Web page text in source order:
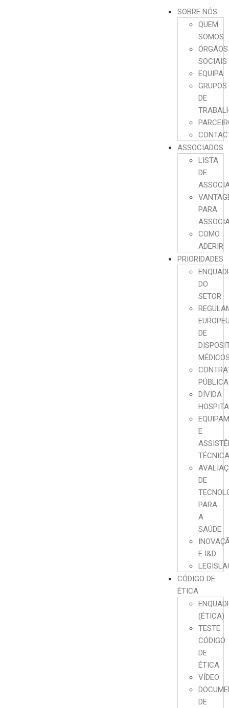
SOBRE NÓS
QUEM
SOMOS
ÓRGÃOS
SOCIAIS
EQUIPA
GRUPOS
DE
ASSOCIADOS
LISTA
DE
PARA
COMO
ADERIR
PRIORIDADES
DO
SETOR
DE
PÚBLICA
DÍVIDA
E
DE
PARA
A
SAÚDE
E I&D
CÓDIGO DE
ÉTICA
(ÉTICA)
TESTE
CÓDIGO
DE
ÉTICA
VÍDEO
DE